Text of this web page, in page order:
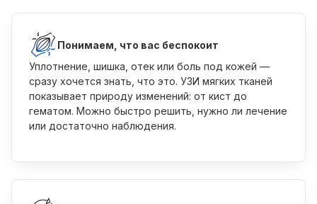
Понимаем, что вас беспокоит
Уплотнение, шишка, отек или боль под кожей —
сразу хочется знать, что это. УЗИ мягких тканей
показывает природу изменений: от кист до
гематом. Можно быстро решить, нужно ли лечение
или достаточно наблюдения.